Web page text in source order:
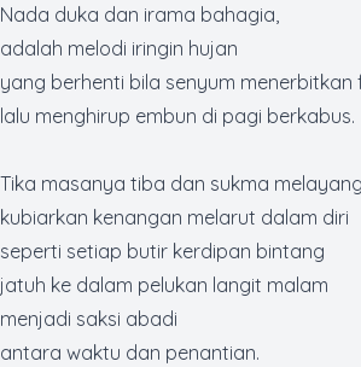
Nada duka dan irama bahagia,
adalah melodi iringin hujan
yang berhenti bila senyum menerbitkan
lalu menghirup embun di pagi berkabus.
Tika masanya tiba dan sukma
kubiarkan kenangan melarut dalam diri
seperti setiap butir kerdipan bintang
jatuh ke dalam pelukan langit malam
menjadi saksi abadi
antara waktu dan penantian.